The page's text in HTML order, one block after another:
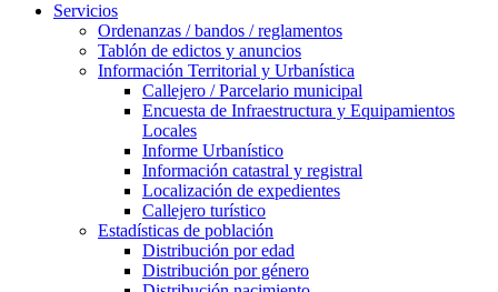
Servicios
Ordenanzas / bandos / reglamentos
Tablón de edictos y anuncios
Información Territorial y Urbanística
Callejero / Parcelario municipal
Encuesta de Infraestructura y Equipamientos
Locales
Informe Urbanístico
Información catastral y registral
Localización de expedientes
Callejero turístico
Estadísticas de población
Distribución por edad
Distribución por género